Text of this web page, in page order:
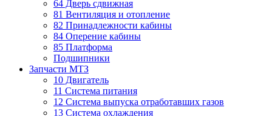
64 Дверь сдвижная
81 Вентиляция и отопление
82 Принадлежности кабины
84 Оперение кабины
85 Платформа
Подшипники
Запчасти МТЗ
10 Двигатель
11 Система питания
12 Система выпуска отработавших газов
13 Система охлаждения